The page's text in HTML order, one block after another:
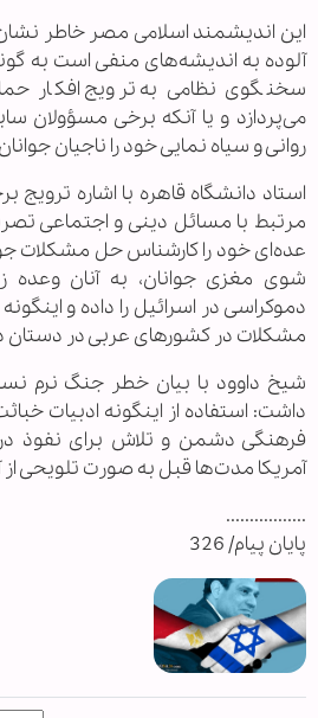
این اندیشمند اسلامی مصر خاطر نشان
آلوده به اندیشه‌های منفی است به
سخنگوی نظامی به ترویج افکار
می‌پردازد و یا آنکه برخی مسؤولان
روانی و سیاه نمایی خود را ناجیان
استاد دانشگاه قاهره با اشاره
مرتبط با مسائل دینی و اجتماعی
عده‌ای خود را کارشناس حل مشکلات
شوی مغزی جوانان، به آنان وعده
دموکراسی در اسرائیل را داده و
مشکلات در کشورهای عربی در دستان
شیخ داوود با بیان خطر جنگ نرم
داشت: استفاده از اینگونه ادبیات
فرهنگی دشمن و تلاش برای نفوذ
آمریکا مدت‌ها قبل به صورت تلویحی از
.................
پایان پیام/ 326